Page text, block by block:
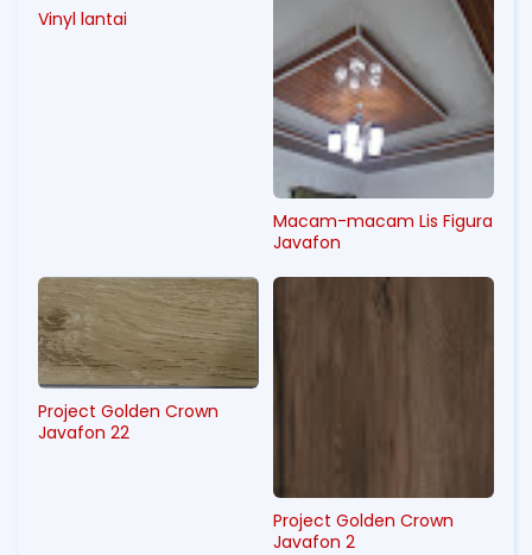
Vinyl lantai
Macam-macam Lis Figura
Javafon
Project Golden Crown
Javafon 22
Project Golden Crown
Javafon 2